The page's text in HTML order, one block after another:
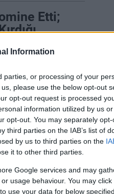
Information
parties, or processing of your
please use the below opt-out
opt-out request is processed
information utilized by us
opt-out. You may separately
third parties on the IAB’s list of
by us to third parties on the
it to other third parties.
Google services and may
usage behaviour. You may
use your data for below
Etti;
konuğu
Kariyer
Cavs,
Gelip
konuğu